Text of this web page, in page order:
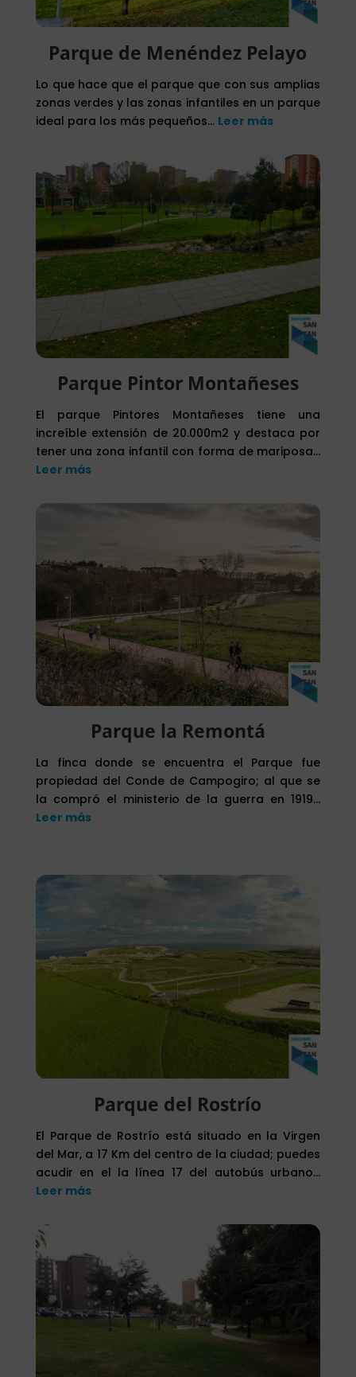
Parque de Menéndez Pelayo
Lo que hace que el parque que con sus amplias
zonas verdes y las zonas infantiles en un parque
ideal para los más pequeños… Leer más
Parque Pintor Montañeses
El parque Pintores Montañeses tiene una
increíble extensión de 20.000m2 y destaca por
tener una zona infantil con forma de mariposa…
Leer más
Parque la Remontá
La finca donde se encuentra el Parque fue
propiedad del Conde de Campogiro; al que se
la compró el ministerio de la guerra en 1919…
Leer más
Parque del Rostrío
El Parque de Rostrío está situado en la Virgen
del Mar, a 17 Km del centro de la ciudad; puedes
acudir en el la línea 17 del autobús urbano…
Leer más